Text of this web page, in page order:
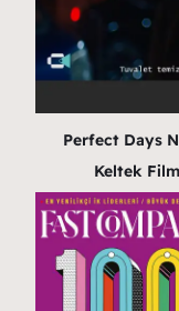
Perfect Days
Keltek